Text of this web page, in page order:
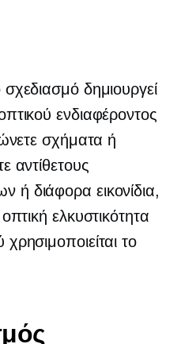
δημιουργεί
ενδιαφέροντος
σχήματα ή
αντίθετους
διάφορα εικονίδια,
ελκυστικότητα
το